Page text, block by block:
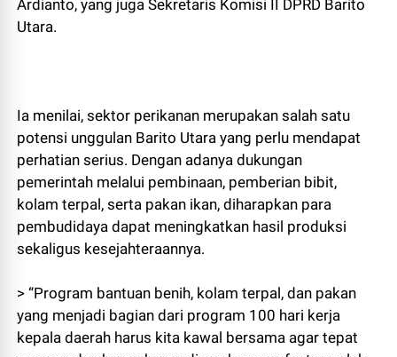
Ardianto, yang juga Sekretaris Komisi II DPRD Barito
Utara.
Ia menilai, sektor perikanan merupakan salah satu
potensi unggulan Barito Utara yang perlu mendapat
perhatian serius. Dengan adanya dukungan
pemerintah melalui pembinaan, pemberian bibit,
kolam terpal, serta pakan ikan, diharapkan para
pembudidaya dapat meningkatkan hasil produksi
sekaligus kesejahteraannya.
> “Program bantuan benih, kolam terpal, dan pakan
yang menjadi bagian dari program 100 hari kerja
kepala daerah harus kita kawal bersama agar tepat